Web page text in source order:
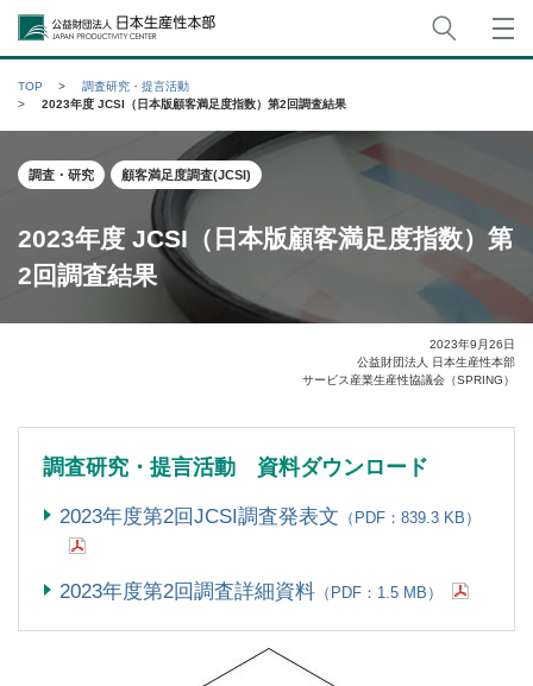
公益財団法人日本生産性本部
TOP
調査研究・提言活動
2023年度 JCSI（日本版顧客満足度指数）第2回調査結果
調査・研究 顧客満足度調査(JCSI)
2023年度 JCSI（日本版顧客満足度指数）第
2回調査結果
2023年9月26日
公益財団法人 日本生産性本部
サービス産業生産性協議会（SPRING）
調査研究・提言活動 資料ダウンロード
2023年度第2回JCSI調査発表文 （PDF：839.3 KB）
2023年度第2回調査詳細資料 （PDF：1.5 MB）